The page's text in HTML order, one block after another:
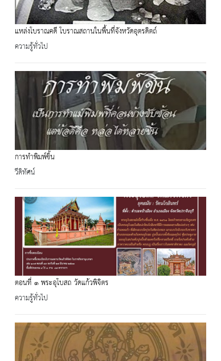
แหล่งโบราณคดี โบราณสถานในพื้นที่จังหวัดอุตรดิตถ์
ความรู้ทั่วไป
การทำพิมพ์ชิ้น
วีดิทัศน์
ตอนที่ ๑ พระอุโบสถ วัดแก้วพิจิตร
ความรู้ทั่วไป